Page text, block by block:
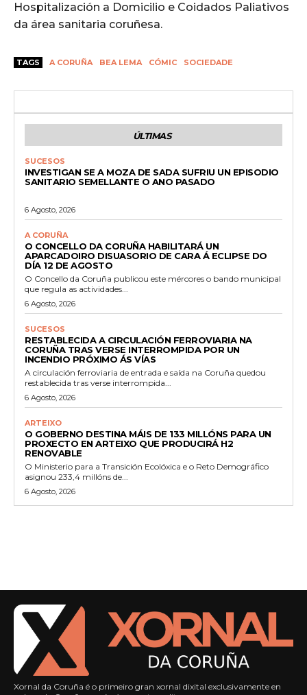
Hospitalización a Domicilio e Coidados Paliativos
da área sanitaria coruñesa.
TAGS A CORUÑA BEA LEMA CÓMIC SOCIEDADE
ÚLTIMAS
SUCESOS
INVESTIGAN SE A MOZA DE SADA SUFRIU UN EPISODIO
SANITARIO SEMELLANTE O ANO PASADO
6 Agosto, 2026
A CORUÑA
O CONCELLO DA CORUÑA HABILITARÁ UN
APARCADOIRO DISUASORIO DE CARA Á ECLIPSE DO
DÍA 12 DE AGOSTO
O Concello da Coruña publicou este mércores o bando municipal
que regula as actividades...
6 Agosto, 2026
SUCESOS
RESTABLECIDA A CIRCULACIÓN FERROVIARIA NA
CORUÑA TRAS VERSE INTERROMPIDA POR UN
INCENDIO PRÓXIMO ÁS VÍAS
A circulación ferroviaria de entrada e saída na Coruña quedou
restablecida tras verse interrompida...
6 Agosto, 2026
ARTEIXO
O GOBERNO DESTINA MÁIS DE 133 MILLÓNS PARA UN
PROXECTO EN ARTEIXO QUE PRODUCIRÁ H2
RENOVABLE
O Ministerio para a Transición Ecolóxica e o Reto Demográfico
asignou 233,4 millóns de...
6 Agosto, 2026
Xornal da Coruña é o primeiro gran xornal dixital exclusivamente en